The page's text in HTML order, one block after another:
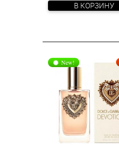
В КОРЗИНУ
New!